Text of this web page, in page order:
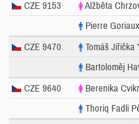
CZE 9153
Alžběta
Pierre Goriaux
CZE 9470 Tomáš Jiřička
Bartoloměj
CZE 9640 Berenika
Thoriq Fadli